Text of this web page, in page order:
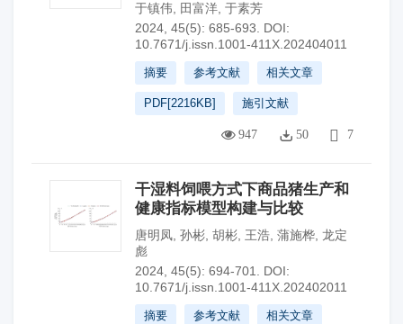
于镇伟
田富洋 于素芳
2024, 45(5): 685-693.
DOI:
10.7671/j.issn.1001-411X.202404011
摘要 参考文献 相关文章
PDF[2216KB] 施引文献
947 50 7
干湿料饲喂方式下商品猪生产和
健康指标模型构建与比较
唐明凤 孙彬 胡彬 王浩 蒲施桦 龙定
彪
2024, 45(5): 694-701.
DOI:
10.7671/j.issn.1001-411X.202402011
摘要 参考文献 相关文章